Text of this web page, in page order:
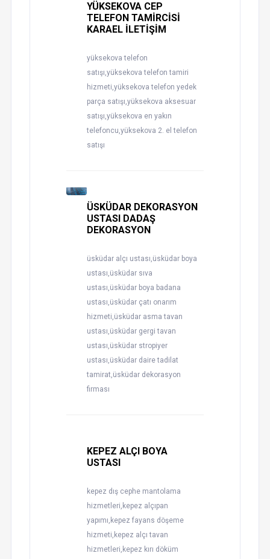
YÜKSEKOVA CEP
TELEFON TAMİRCİSİ
KARAEL İLETİŞİM
yüksekova telefon
satışı,yüksekova telefon tamiri
hizmeti,yüksekova telefon yedek
parça satışı,yüksekova aksesuar
satışı,yüksekova en yakın
telefoncu,yüksekova 2. el telefon
satışı
ÜSKÜDAR DEKORASYON
USTASI DADAŞ
DEKORASYON
üsküdar alçı ustası,üsküdar boya
ustası,üsküdar sıva
ustası,üsküdar boya badana
ustası,üsküdar çatı onarım
hizmeti,üsküdar asma tavan
ustası,üsküdar gergi tavan
ustası,üsküdar stropiyer
ustası,üsküdar daire tadilat
tamirat,üsküdar dekorasyon
firması
KEPEZ ALÇI BOYA
USTASI
kepez dış cephe mantolama
hizmetleri,kepez alçıpan
yapımı,kepez fayans döşeme
hizmeti,kepez alçı tavan
hizmetleri,kepez kırı döküm